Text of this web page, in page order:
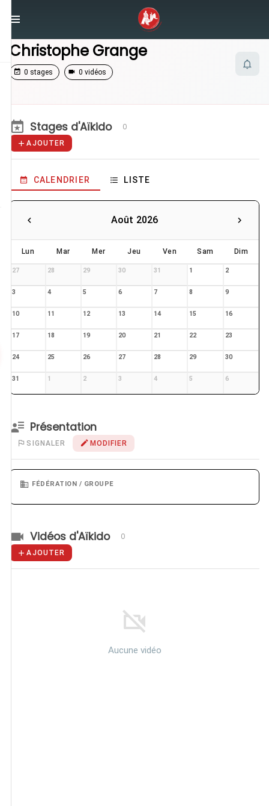
Christophe Grange
Christophe Grange
0 stages 0 vidéos
Stages d'Aïkido 0
AJOUTER
CALENDRIER LISTE
Août 2026
Lun Mar Mer Jeu Ven Sam Dim
27 28 29 30 31 1 2
3 4 5 6 7 8 9
10 11 12 13 14 15 16
17 18 19 20 21 22 23
24 25 26 27 28 29 30
31 1 2 3 4 5 6
Présentation
SIGNALER MODIFIER
FÉDÉRATION / GROUPE
Vidéos d'Aïkido 0
AJOUTER
Aucune vidéo